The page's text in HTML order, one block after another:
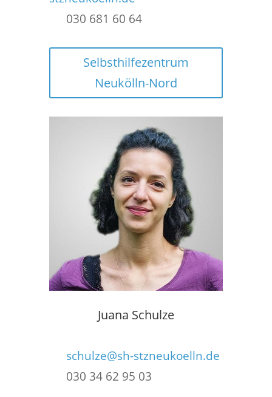
030 681 60 64
Selbsthilfezentrum
Neukölln-Nord
Juana Schulze
schulze@sh-stzneukoelln.de
030 34 62 95 03